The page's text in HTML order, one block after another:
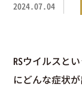
2024.07.04
RSウイルスと
にどんな症状